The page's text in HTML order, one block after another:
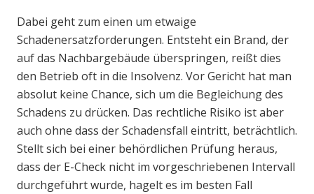
Dabei geht zum einen um etwaige
Schadenersatzforderungen. Entsteht ein Brand, der
auf das Nachbargebäude überspringen, reißt dies
den Betrieb oft in die Insolvenz. Vor Gericht hat man
absolut keine Chance, sich um die Begleichung des
Schadens zu drücken. Das rechtliche Risiko ist aber
auch ohne dass der Schadensfall eintritt, beträchtlich.
Stellt sich bei einer behördlichen Prüfung heraus,
dass der E-Check nicht im vorgeschriebenen Intervall
durchgeführt wurde, hagelt es im besten Fall